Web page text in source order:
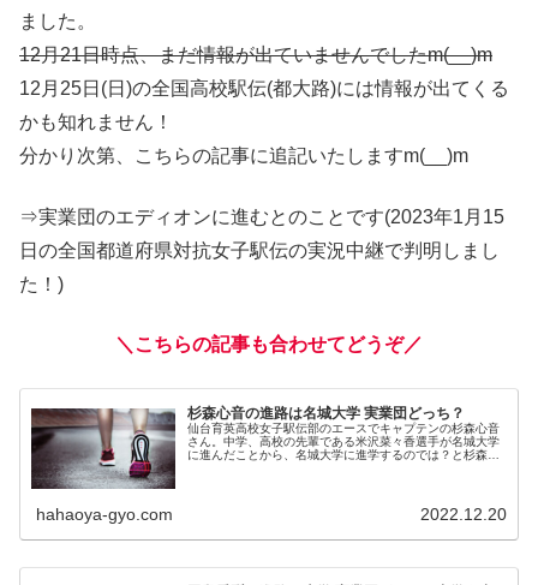
ました。
12月21日時点、まだ情報が出ていませんでしたm(__)m
12月25日(日)の全国高校駅伝(都大路)には情報が出てくる
かも知れません！
分かり次第、こちらの記事に追記いたしますm(__)m
⇒実業団のエディオンに進むとのことです(2023年1月15
日の全国都道府県対抗女子駅伝の実況中継で判明しまし
た！)
＼こちらの記事も合わせてどうぞ／
杉森心音の進路は名城大学 実業団どっち？
仙台育英高校女子駅伝部のエースでキャプテンの杉森心音
さん。中学、高校の先輩である米沢菜々香選手が名城大学
に進んだことから、名城大学に進学するのでは？と杉森さ
hahaoya-gyo.com 2022.12.20